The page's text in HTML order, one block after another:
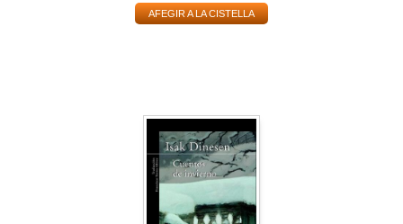
AFEGIR A LA CISTELLA